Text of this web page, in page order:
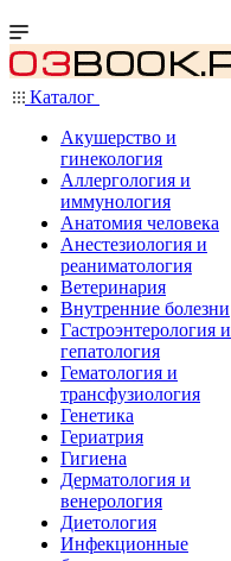
Каталог
Акушерство и
гинекология
Аллергология и
иммунология
Анатомия человека
Анестезиология и
реаниматология
Ветеринария
Внутренние болезни
Гастроэнтерология и
гепатология
Гематология и
трансфузиология
Генетика
Гериатрия
Гигиена
Дерматология и
венерология
Диетология
Инфекционные